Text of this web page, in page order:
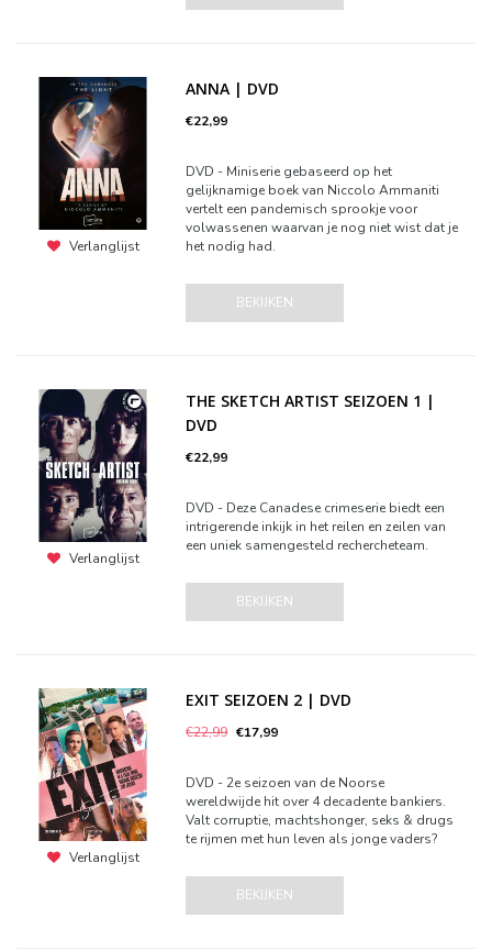
Verlanglijst
ANNA | DVD
€22,99
DVD - Miniserie gebaseerd op het
gelijknamige boek van Niccolo Ammaniti
vertelt een pandemisch sprookje voor
volwassenen waarvan je nog niet wist dat je
het nodig had.
BEKIJKEN
Verlanglijst
THE SKETCH ARTIST SEIZOEN 1 |
DVD
€22,99
DVD - Deze Canadese crimeserie biedt een
intrigerende inkijk in het reilen en zeilen van
een uniek samengesteld rechercheteam.
BEKIJKEN
Verlanglijst
EXIT SEIZOEN 2 | DVD
€22,99 €17,99
DVD - 2e seizoen van de Noorse
wereldwijde hit over 4 decadente bankiers.
Valt corruptie, machtshonger, seks & drugs
te rijmen met hun leven als jonge vaders?
BEKIJKEN